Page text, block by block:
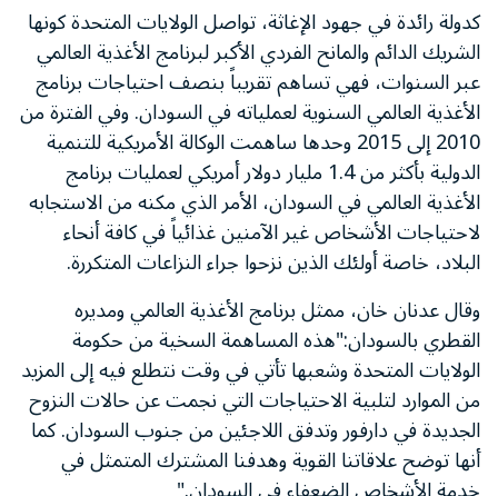
كدولة رائدة في جهود الإغاثة، تواصل الولايات المتحدة كونها
الشريك الدائم والمانح الفردي الأكبر لبرنامج الأغذية العالمي
عبر السنوات، فهي تساهم تقريباً بنصف احتياجات برنامج
الأغذية العالمي السنوية لعملياته في السودان. وفي الفترة من
2010إلى2015وحدها ساهمت الوكالة الأمريكية للتنمية
الدولية بأكثر من 1.4 مليار دولار أمريكي لعمليات برنامج
الأغذية العالمي في السودان، الأمر الذي مكنه من الاستجابه
لاحتياجات الأشخاص غير الآمنين غذائياً في كافة أنحاء
البلاد، خاصة أولئك الذين نزحوا جراء النزاعات المتكررة.
وقال عدنان خان، ممثل برنامج الأغذية العالمي ومديره
القطري بالسودان:
"هذه المساهمة السخية من حكومة
الولايات المتحدة وشعبها تأتي في وقت نتطلع فيه إلى المزيد
من الموارد لتلبية الاحتياجات التي نجمت عن حالات النزوح
الجديدة في دارفور وتدفق اللاجئين من جنوب السودان. كما
أنها توضح علاقاتنا القوية وهدفنا المشترك المتمثل في